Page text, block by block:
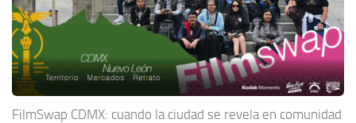
FilmSwap CDMX: cuando la ciudad se revela en comunidad